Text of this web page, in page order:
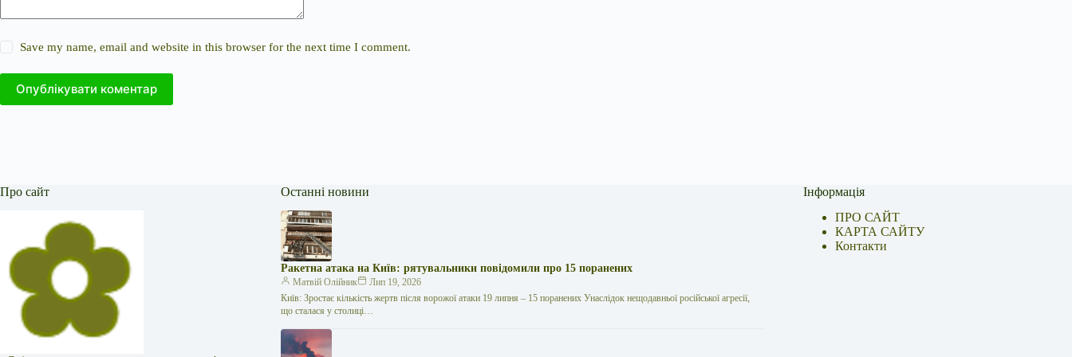
Save my name, email and website in this browser for the next time I comment.
Опублікувати коментар
Про сайт Останні новини
Ракетна атака на Київ: рятувальники повідомили про 15 поранених
Матвій Олійник
Лип 19, 2026
Київ: Зростає кількість жертв після ворожої атаки 19 липня – 15 поранених Унаслідок нещодавньої російської агресії,
що сталася у столиці…
Інформація
ПРО САЙТ
КАРТА САЙТУ
Контакти